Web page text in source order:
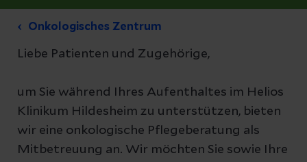
Onkologisches Zentrum
Liebe Patienten und Zugehörige,
um Sie während Ihres Aufenthaltes im Helios
Klinikum Hildesheim zu unterstützen, bieten
wir eine onkologische Pflegeberatung als
Mitbetreuung an. Wir möchten Sie sowie Ihre